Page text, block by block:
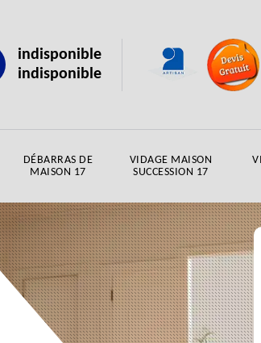
indisponible
indisponible
DÉBARRAS DE
MAISON 17
VIDAGE MAISON
SUCCESSION 17